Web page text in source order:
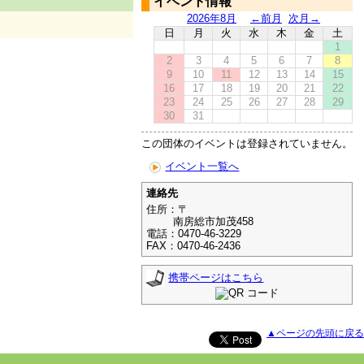
2026年8月 ←前月
次月→
日
月 火 水 木 金
土
1
2
3 4 5 6 7
8
9
10 11 12 13 14
15
16
17 18 19 20 21
22
23
24 25 26 27 28
29
30
31
この団体のイベントは登録されていません。
イベント一覧へ
連絡先
住所：〒
南房総市加茂458
電話：0470-46-3229
FAX：0470-46-2436
携帯ページはこちら
▲ページの先頭に戻る